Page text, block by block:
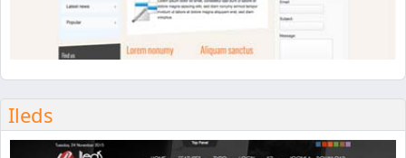
Ileds